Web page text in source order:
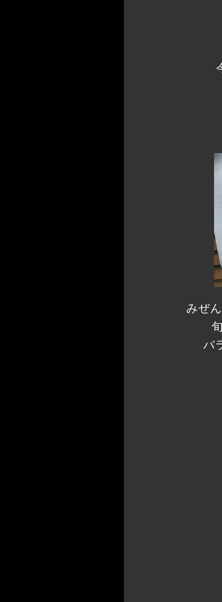
みぜ
バ